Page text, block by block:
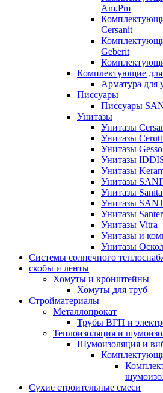
Am.Pm
Cersanit
Geberit
Комплектующие для
Арматура для
Писсуары
Писсуары
Унитазы
Унитазы
Унитазы
Унитазы Gesso
Унитазы
Унитазы
Унитазы
Унитазы
Унитазы
Унитазы
Унитазы Vitra
Унитазы и
Унитазы
Системы солнечного
скобы и ленты
Хомуты и кронштейны
Хомуты для труб
Стройматериалы
Металлопрокат
Трубы ВГП и
Теплоизоляция и
Шумоизоляция и
Сухие строительные смеси